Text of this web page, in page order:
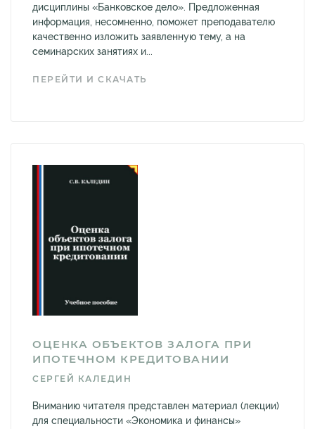
дисциплины «Банковское дело». Предложенная
информация, несомненно, поможет преподавателю
качественно изложить заявленную тему, а на
семинарских занятиях и...
ПЕРЕЙТИ И СКАЧАТЬ
ОЦЕНКА ОБЪЕКТОВ ЗАЛОГА ПРИ
ИПОТЕЧНОМ КРЕДИТОВАНИИ
СЕРГЕЙ КАЛЕДИН
Вниманию читателя представлен материал (лекции)
для специальности «Экономика и финансы»